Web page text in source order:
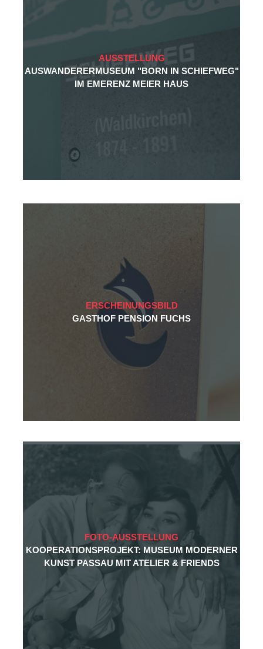
AUSSTELLUNG
AUSWANDERERMUSEUM "BORN IN SCHIEFWEG"
IM EMERENZ MEIER HAUS
ERSCHEINUNGSBILD
GASTHOF PENSION FUCHS
FOTO-AUSSTELLUNG
KOOPERATIONSPROJEKT: MUSEUM MODERNER
KUNST PASSAU MIT ATELIER & FRIENDS